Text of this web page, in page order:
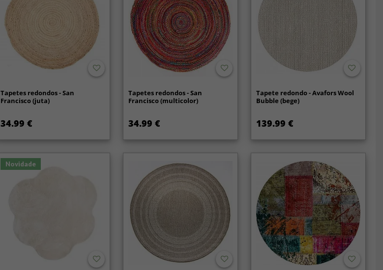
Tapetes redondos - San
Francisco (juta)
34.99 €
Tapetes redondos - San
Francisco (multicolor)
34.99 €
Tapete redondo - Avafors Wool
Bubble (bege)
139.99 €
Novidade